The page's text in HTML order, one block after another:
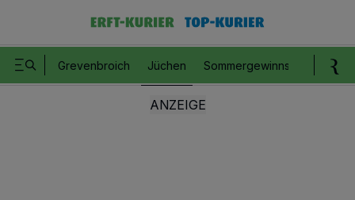
Grevenbroich Jüchen Sommergewinnspiel